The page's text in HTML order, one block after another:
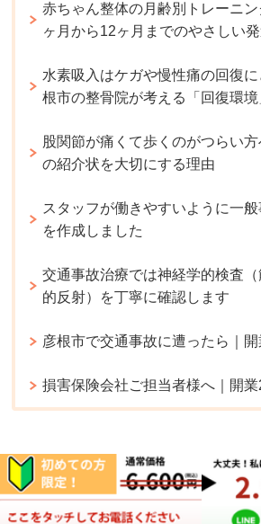
赤ちゃん整体の月齢別トレーニ
ヶ月から12ヶ月までのやさしい
水素吸入はケガや慢性痛の回復
根市の整骨院が考える「回復環
股関節が痛くて歩くのがつらい
の紹介状を大切にする理由
スタッフが働きやすいように一
を作成しました
交通事故治療では神経学的検査
的反射）を丁寧に確認します
彦根市で交通事故に遭ったら｜
損害保険会社ご担当者様へ｜開